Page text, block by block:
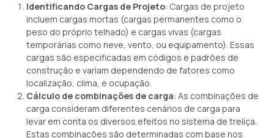
Identificando Cargas de Projeto: Cargas de projeto
incluem cargas mortas (cargas permanentes como o
peso do próprio telhado) e cargas vivas (cargas
temporárias como neve, vento, ou equipamento). Essas
cargas são especificadas em códigos e padrões de
construção e variam dependendo de fatores como
localização, clima, e ocupação.
Cálculo de combinações de carga: As combinações de
carga consideram diferentes cenários de carga para
levar em conta os diversos efeitos no sistema de treliça.
Estas combinações são determinadas com base nos